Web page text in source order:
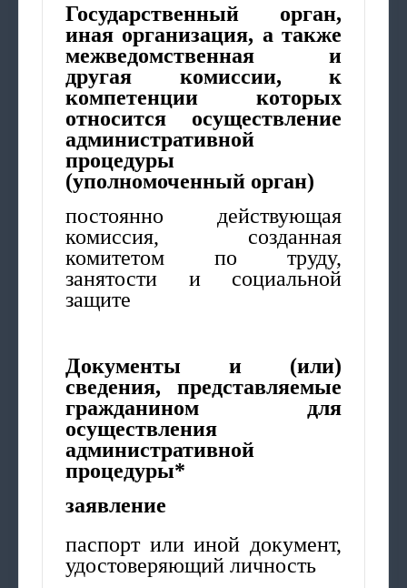
Государственный орган,
иная организация, а также
межведомственная и
другая комиссии, к
компетенции которых
относится осуществление
административной
процедуры
(уполномоченный орган)
постоянно действующая
комиссия, созданная
комитетом по труду,
занятости и социальной
защите
Документы и (или)
сведения, представляемые
гражданином для
осуществления
административной
процедуры*
заявление
паспорт или иной документ,
удостоверяющий личность